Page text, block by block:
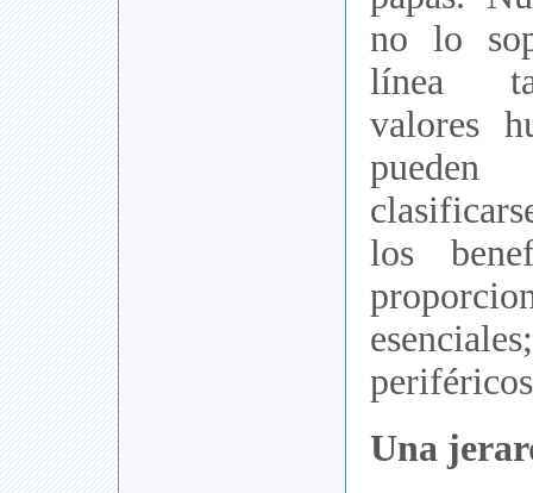
no lo
línea
valores
los
Una